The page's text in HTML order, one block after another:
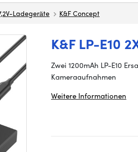
Ladegeräte K&F Concept
K&F LP-E10
Zwei 1200mAh LP-E10
Kameraaufnahmen
Weitere Informationen